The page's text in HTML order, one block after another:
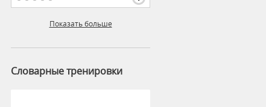
Показать больше
Словарные тренировки